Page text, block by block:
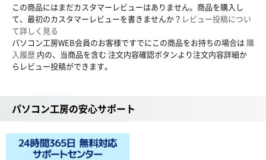
この商品にはまだカスタマーレビューはありません。商品を購入し
て、最初のカスタマーレビューを書きませんか？ レビュー投稿につい
て詳しく見る
パソコン工房WEB会員のお客様ですでにこの商品をお持ちの場合は 購
入履歴 内の、当商品を含む 注文内容確認ボタンより注文内容詳細か
らレビュー投稿ができます。
パソコン工房の安心サポート